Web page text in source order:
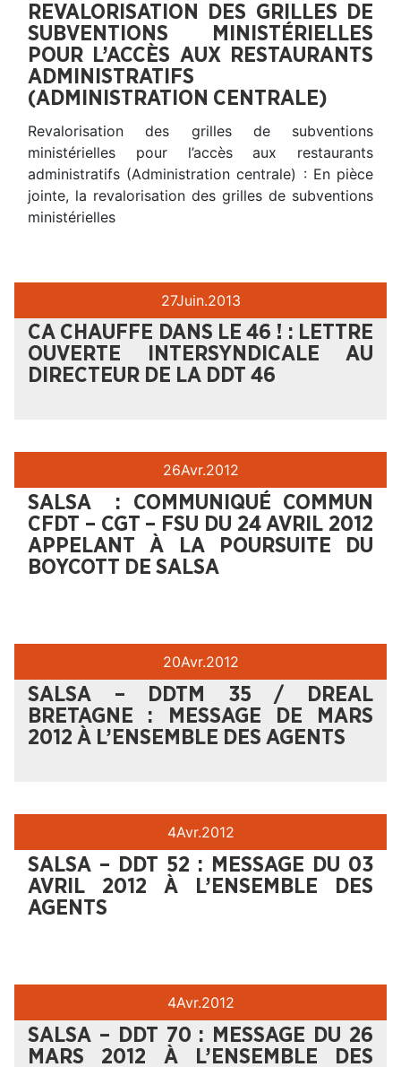
REVALORISATION DES GRILLES DE
SUBVENTIONS MINISTÉRIELLES
POUR L’ACCÈS AUX RESTAURANTS
ADMINISTRATIFS
(ADMINISTRATION CENTRALE)
Revalorisation des grilles de subventions
ministérielles pour l’accès aux restaurants
administratifs (Administration centrale) : En pièce
jointe, la revalorisation des grilles de subventions
ministérielles
27Juin.2013
CA CHAUFFE DANS LE 46 ! : LETTRE
OUVERTE INTERSYNDICALE AU
DIRECTEUR DE LA DDT 46
26Avr.2012
SALSA : COMMUNIQUÉ COMMUN
CFDT – CGT – FSU DU 24 AVRIL 2012
APPELANT À LA POURSUITE DU
BOYCOTT DE SALSA
20Avr.2012
SALSA – DDTM 35 / DREAL
BRETAGNE : MESSAGE DE MARS
2012 À L’ENSEMBLE DES AGENTS
4Avr.2012
SALSA – DDT 52 : MESSAGE DU 03
AVRIL 2012 À L’ENSEMBLE DES
AGENTS
4Avr.2012
SALSA – DDT 70 : MESSAGE DU 26
MARS 2012 À L’ENSEMBLE DES